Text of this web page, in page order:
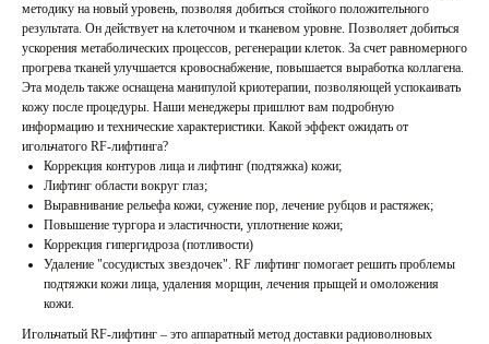
методику на новый уровень, позволяя добиться стойкого положительного
результата. Он действует на клеточном и тканевом уровне. Позволяет добиться
ускорения метаболических процессов, регенерации клеток. За счет равномерного
прогрева тканей улучшается кровоснабжение, повышается выработка коллагена.
Эта модель также оснащена манипулой криотерапии, позволяющей успокаивать
кожу после процедуры. Наши менеджеры пришлют вам подробную
информацию и технические характеристики. Какой эффект ожидать от
игольчатого RF-лифтинга?
Коррекция контуров лица и лифтинг (подтяжка) кожи;
Лифтинг области вокруг глаз;
Выравнивание рельефа кожи, сужение пор, лечение рубцов и растяжек;
Повышение тургора и эластичности, уплотнение кожи;
Коррекция гипергидроза (потливости)
Удаление "сосудистых звездочек". RF лифтинг помогает решить проблемы
подтяжки кожи лица, удаления морщин, лечения прыщей и омоложения
кожи.
Игольчатый RF-лифтинг – это аппаратный метод доставки радиоволновых